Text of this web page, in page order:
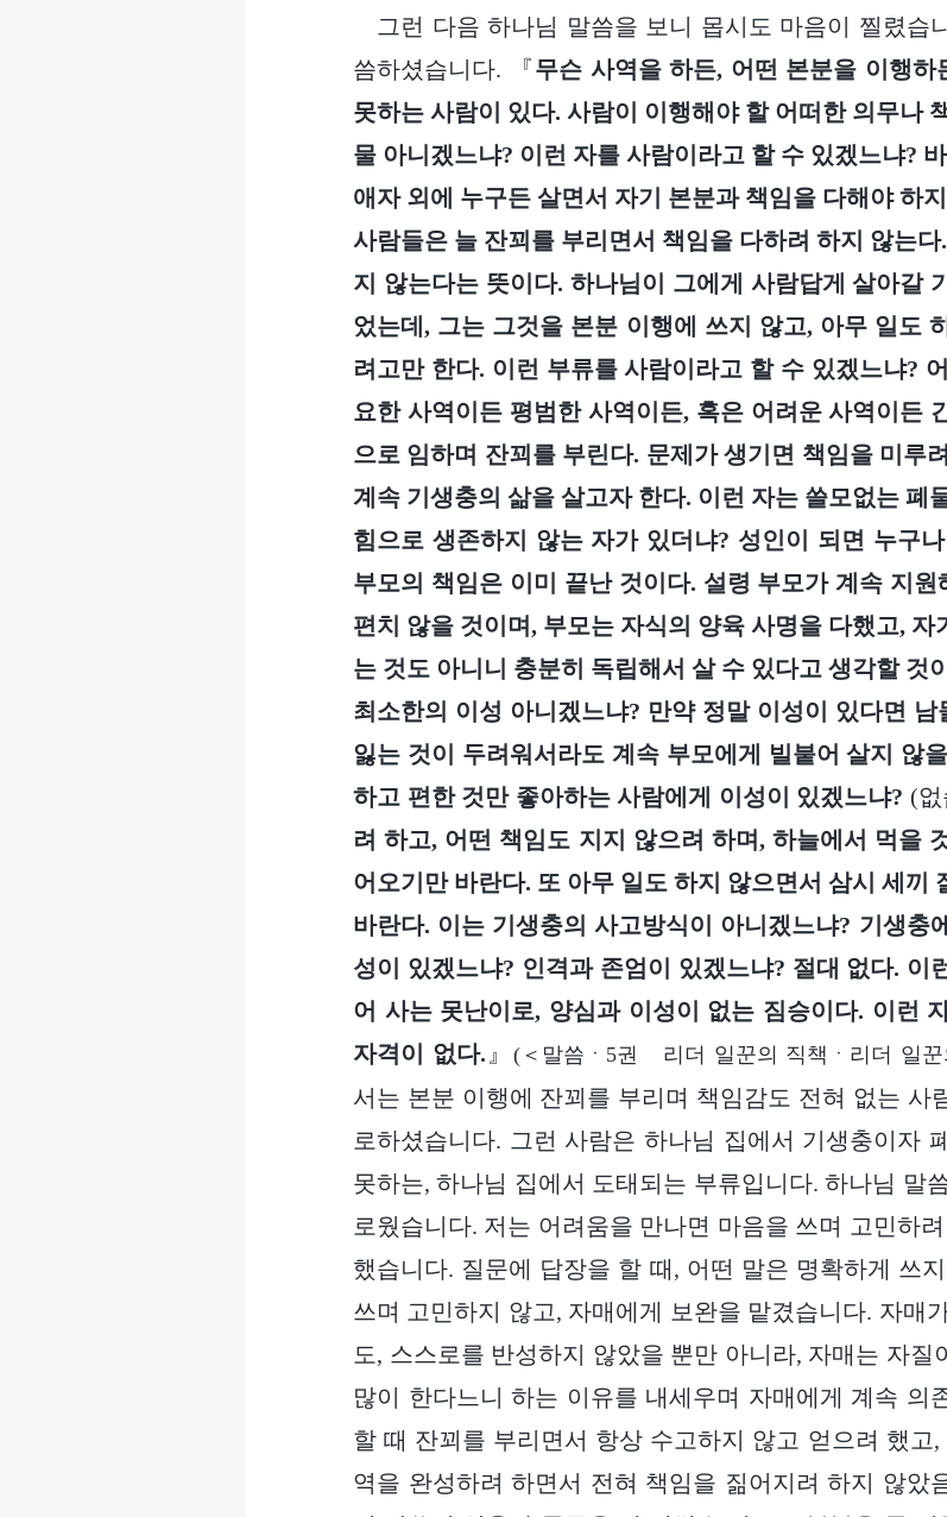
그런 다음 하나님 말씀을 보니 몹시도 마음이 찔렸습
씀하셨습니다. 『무슨 사역을 하든, 어떤 본분을 이행
못하는 사람이 있다. 사람이 이행해야 할 어떠한 의무나
물 아니겠느냐? 이런 자를 사람이라고 할 수 있겠느냐?
애자 외에 누구든 살면서 자기 본분과 책임을 다해야 하
사람들은 늘 잔꾀를 부리면서 책임을 다하려 하지 않는
지 않는다는 뜻이다. 하나님이 그에게 사람답게 살아갈
었는데, 그는 그것을 본분 이행에 쓰지 않고, 아무 일도
려고만 한다. 이런 부류를 사람이라고 할 수 있겠느냐?
요한 사역이든 평범한 사역이든, 혹은 어려운 사역이든
으로 임하며 잔꾀를 부린다. 문제가 생기면 책임을 미루
계속 기생충의 삶을 살고자 한다. 이런 자는 쓸모없는 폐
힘으로 생존하지 않는 자가 있더냐? 성인이 되면 누구
부모의 책임은 이미 끝난 것이다. 설령 부모가 계속 지원
편치 않을 것이며, 부모는 자식의 양육 사명을 다했고, 자
는 것도 아니니 충분히 독립해서 살 수 있다고 생각할 것
최소한의 이성 아니겠느냐? 만약 정말 이성이 있다면
잃는 것이 두려워서라도 계속 부모에게 빌붙어 살지 않
하고 편한 것만 좋아하는 사람에게 이성이 있겠느냐? (
려 하고, 어떤 책임도 지지 않으려 하며, 하늘에서 먹을
어오기만 바란다. 또 아무 일도 하지 않으면서 삼시 세끼
바란다. 이는 기생충의 사고방식이 아니겠느냐? 기생충
성이 있겠느냐? 인격과 존엄이 있겠느냐? 절대 없다. 이
어 사는 못난이로, 양심과 이성이 없는 짐승이다. 이런
자격이 없다. 』 (＜말씀ㆍ5권 리더 일꾼의 직책ㆍ리더 일꾼
서는 본분 이행에 잔꾀를 부리며 책임감도 전혀 없는 사
로하셨습니다. 그런 사람은 하나님 집에서 기생충이자
못하는, 하나님 집에서 도태되는 부류입니다. 하나님 말
로웠습니다. 저는 어려움을 만나면 마음을 쓰며 고민하
했습니다. 질문에 답장을 할 때, 어떤 말은 명확하게 쓰
쓰며 고민하지 않고, 자매에게 보완을 맡겼습니다. 자매
도, 스스로를 반성하지 않았을 뿐만 아니라, 자매는 자질
많이 한다느니 하는 이유를 내세우며 자매에게 계속 의
할 때 잔꾀를 부리면서 항상 수고하지 않고 얻으려 했고
역을 완성하려 하면서 전혀 책임을 짊어지려 하지 않았